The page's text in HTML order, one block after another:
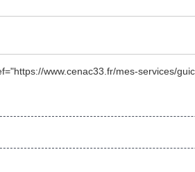
www.cenac33.fr/mes-services/